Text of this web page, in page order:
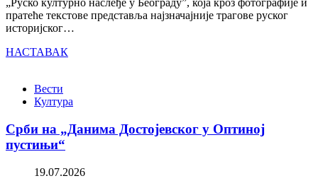
„Руско културно наслеђе у Београду”, која кроз фотографије и
пратеће текстове представља најзначајније трагове руског
историјског…
НАСТАВАК
Вести
Култура
Срби на „Данима Достојевског у Оптиној
пустињи“
19.07.2026